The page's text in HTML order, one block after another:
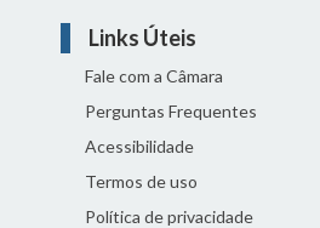
Links Úteis
Fale com a Câmara
Perguntas Frequentes
Acessibilidade
Termos de uso
Política de privacidade